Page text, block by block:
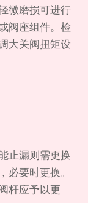
微磨损可进行
阀座组件。检
大关阀扭矩设
止漏则需更换
必要时更换。
杆应予以更